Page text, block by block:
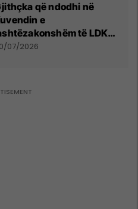
që ndodhi në
e
të LDK-
07/2026